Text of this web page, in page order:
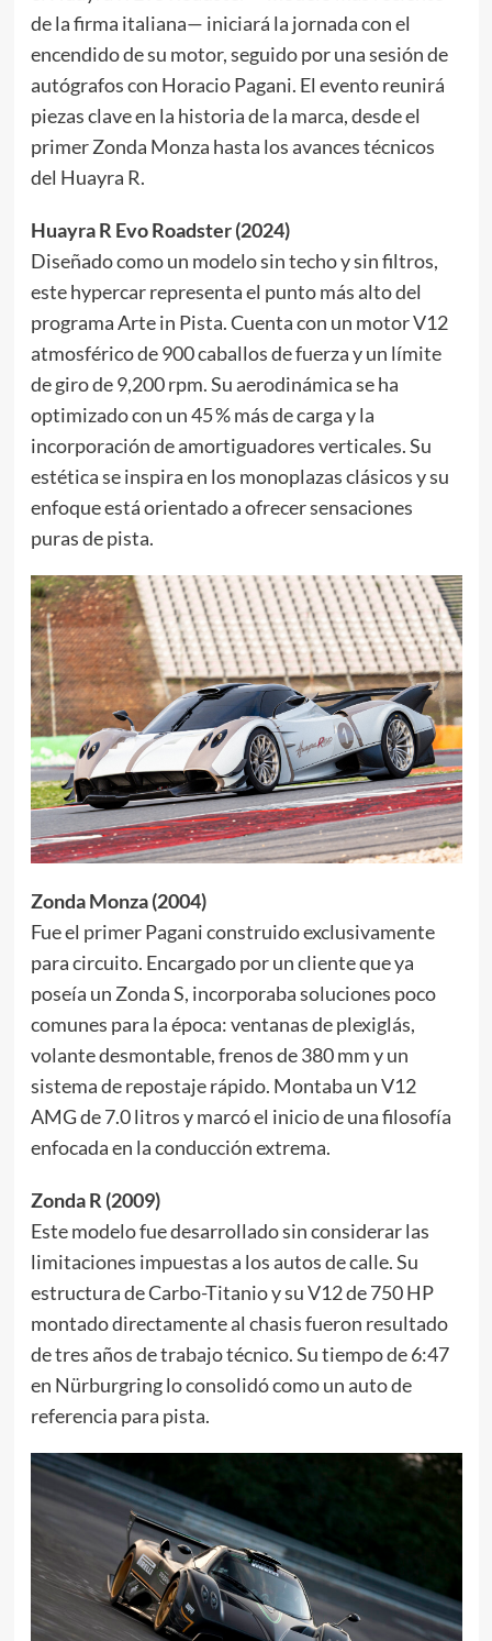
de la firma italiana— iniciará la jornada con el
encendido de su motor, seguido por una sesión de
autógrafos con Horacio Pagani. El evento reunirá
piezas clave en la historia de la marca, desde el
primer Zonda Monza hasta los avances técnicos
del Huayra R.
Huayra R Evo Roadster (2024)
Diseñado como un modelo sin techo y sin filtros,
este hypercar representa el punto más alto del
programa Arte in Pista. Cuenta con un motor V12
atmosférico de 900 caballos de fuerza y un límite
de giro de 9,200 rpm. Su aerodinámica se ha
optimizado con un 45 % más de carga y la
incorporación de amortiguadores verticales. Su
estética se inspira en los monoplazas clásicos y su
enfoque está orientado a ofrecer sensaciones
puras de pista.
Zonda Monza (2004)
Fue el primer Pagani construido exclusivamente
para circuito. Encargado por un cliente que ya
poseía un Zonda S, incorporaba soluciones poco
comunes para la época: ventanas de plexiglás,
volante desmontable, frenos de 380 mm y un
sistema de repostaje rápido. Montaba un V12
AMG de 7.0 litros y marcó el inicio de una filosofía
enfocada en la conducción extrema.
Zonda R (2009)
Este modelo fue desarrollado sin considerar las
limitaciones impuestas a los autos de calle. Su
estructura de Carbo-Titanio y su V12 de 750 HP
montado directamente al chasis fueron resultado
de tres años de trabajo técnico. Su tiempo de 6:47
en Nürburgring lo consolidó como un auto de
referencia para pista.